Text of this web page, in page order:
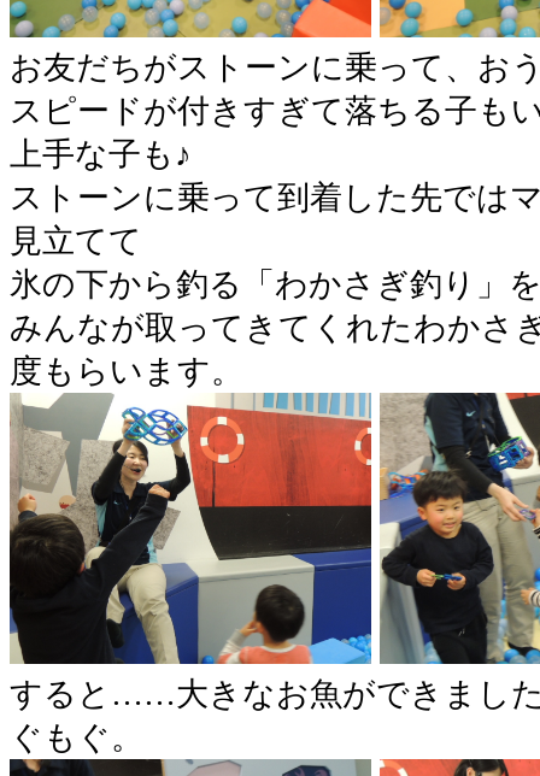
お友だちがストーンに乗って、お
スピードが付きすぎて落ちる子も
上手な子も♪
ストーンに乗って到着した先では
見立てて
氷の下から釣る「わかさぎ釣り」
みんなが取ってきてくれたわかさ
度もらいます。
すると……大きなお魚ができまし
ぐもぐ。